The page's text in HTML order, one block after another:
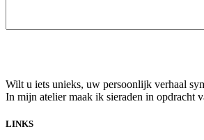
Wilt u iets unieks, uw persoonlijk verhaal
In mijn atelier maak ik sieraden in opdracht
LINKS